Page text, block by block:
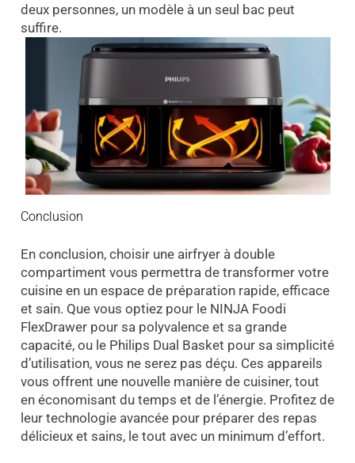
deux personnes, un modèle à un seul bac peut
suffire.
Conclusion
En conclusion, choisir une airfryer à double
compartiment vous permettra de transformer votre
cuisine en un espace de préparation rapide, efficace
et sain. Que vous optiez pour le NINJA Foodi
FlexDrawer pour sa polyvalence et sa grande
capacité, ou le Philips Dual Basket pour sa simplicité
d’utilisation, vous ne serez pas déçu. Ces appareils
vous offrent une nouvelle manière de cuisiner, tout
en économisant du temps et de l’énergie. Profitez de
leur technologie avancée pour préparer des repas
délicieux et sains, le tout avec un minimum d’effort.